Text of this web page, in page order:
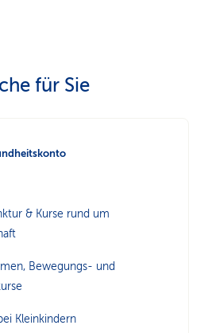
für Sie
& Kurse rund um
Bewegungs- und
Kleinkindern